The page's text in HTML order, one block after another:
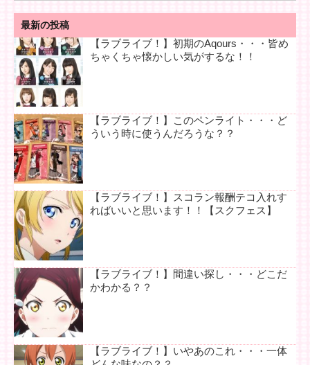
最新の投稿
【ラブライブ！】初期のAqours・・・皆め
ちゃくちゃ懐かしい気がするな！！
【ラブライブ！】このペンライト・・・ど
ういう時に使うんだろうな？？
【ラブライブ！】スコラン報酬テコ入れす
ればいいと思います！！【スクフェス】
【ラブライブ！】間違い探し・・・どこだ
かわかる？？
【ラブライブ！】いやあのこれ・・・一体